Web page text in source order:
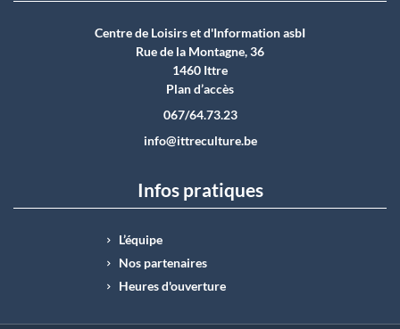
Centre de Loisirs et d'Information asbI
Rue de la Montagne, 36
1460 Ittre
Plan d’accès
067/64.73.23
info@ittreculture.be
Infos pratiques
L’équipe
Nos partenaires
Heures d'ouverture